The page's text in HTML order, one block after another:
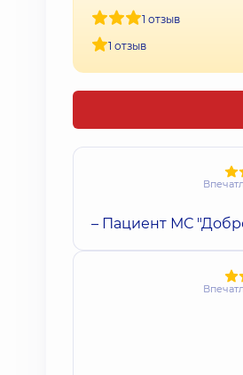
1 отзыв
1 отзыв
– Пациент МС